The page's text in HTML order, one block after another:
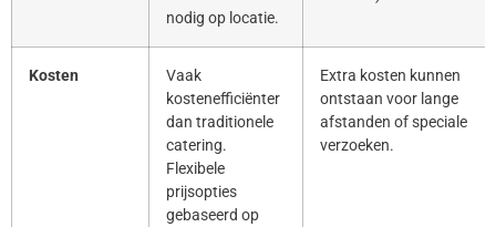
nodig op locatie.
Kosten
Vaak
kostenefficiënter
dan traditionele
catering.
Flexibele
prijsopties
gebaseerd op
Extra kosten kunnen
ontstaan voor lange
afstanden of speciale
verzoeken.